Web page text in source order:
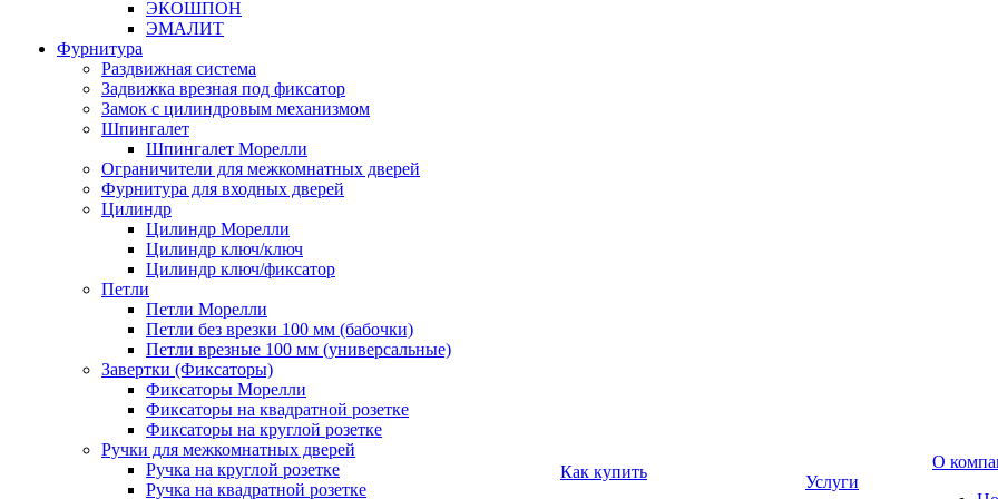
ЭКОШПОН
ЭМАЛИТ
Фурнитура
Раздвижная система
Задвижка врезная под фиксатор
Замок с цилиндровым механизмом
Шпингалет
Шпингалет Морелли
Ограничители для межкомнатных дверей
Фурнитура для входных дверей
Цилиндр
Цилиндр Морелли
Цилиндр ключ/ключ
Цилиндр ключ/фиксатор
Петли
Петли Морелли
Петли без врезки 100 мм (бабочки)
Петли врезные 100 мм (универсальные)
Завертки (Фиксаторы)
Фиксаторы Морелли
Фиксаторы на квадратной розетке
Фиксаторы на круглой розетке
Ручки для межкомнатных дверей
Ручка на круглой розетке
Ручка на квадратной розетке
Как купить
Услуги
О